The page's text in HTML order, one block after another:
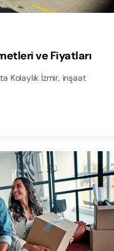
ve Fiyatları
Kolaylık İzmir, inşaat